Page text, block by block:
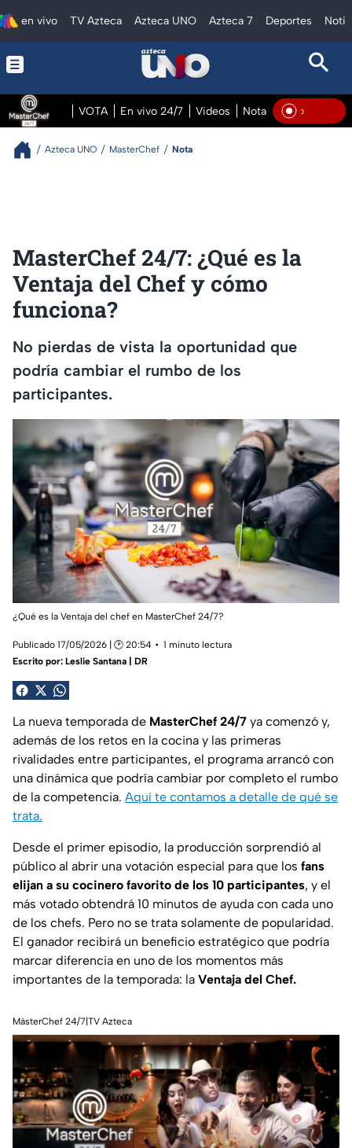
en vivo TV Azteca Azteca UNO Azteca 7 Deportes
VOTA En vivo 24/7 Videos Notas En vivo En
Azteca UNO MasterChef Nota
MasterChef 24/7: ¿Qué es la
Ventaja del Chef y cómo
funciona?
No pierdas de vista la oportunidad que
podría cambiar el rumbo de los
participantes.
¿Qué es la Ventaja del chef en MasterChef 24/7?
Publicado 17/05/2026 | 🕑 20:54
1 minuto lectura
Escrito por: Leslie Santana | DR
La nueva temporada de MasterChef 24/7 ya comenzó y,
además de los retos en la cocina y las primeras
rivalidades entre participantes, el programa arrancó con
una dinámica que podría cambiar por completo el rumbo
de la competencia. Aquí te contamos a detalle de qué se
trata.
Desde el primer episodio, la producción sorprendió al
público al abrir una votación especial para que los fans
elijan a su cocinero favorito de los 10 participantes, y el
más votado obtendrá 10 minutos de ayuda con cada uno
de los chefs. Pero no se trata solamente de popularidad.
El ganador recibirá un beneficio estratégico que podría
marcar diferencia en uno de los momentos más
importantes de la temporada: la Ventaja del Chef.
MásterChef 24/7|TV Azteca